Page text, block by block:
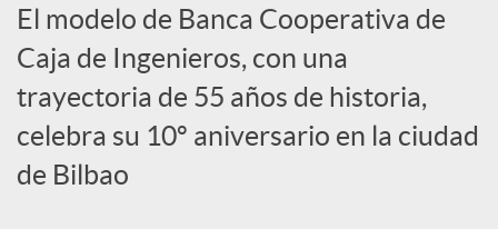
s
S
o
El modelo de Banca Cooperativa de
Caja de Ingenieros, con una
trayectoria de 55 años de historia,
celebra su 10º aniversario en la ciudad
de Bilbao